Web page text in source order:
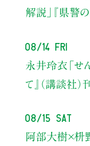
解説」
『県警
08/14 Fri
永井玲衣 「せ
て』（講談社
08/15 Sat
阿部大樹×枡